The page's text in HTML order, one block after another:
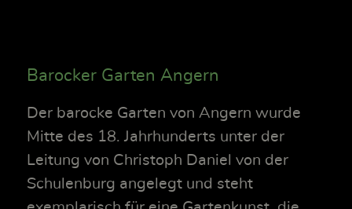
Barocker Garten Angern
Der barocke Garten von Angern wurde
Mitte des 18. Jahrhunderts unter der
Leitung von Christoph Daniel von der
Schulenburg angelegt und steht